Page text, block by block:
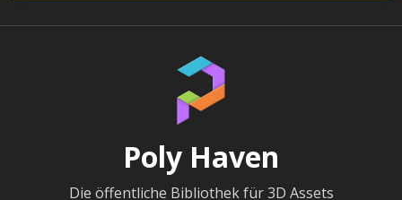
Poly Haven
Die öffentliche Bibliothek für 3D Assets